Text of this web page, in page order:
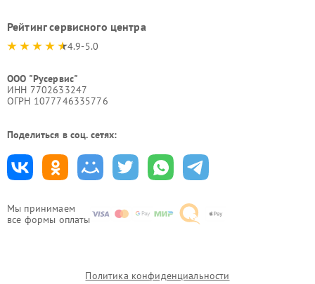
Мы принимаем
все формы оплаты
Рейтинг сервисного центра
4.9-5.0
ООО "Русервис"
ИНН 7702633247
ОГРН 1077746335776
Поделиться в соц. сетях:
Политика конфиденциальности